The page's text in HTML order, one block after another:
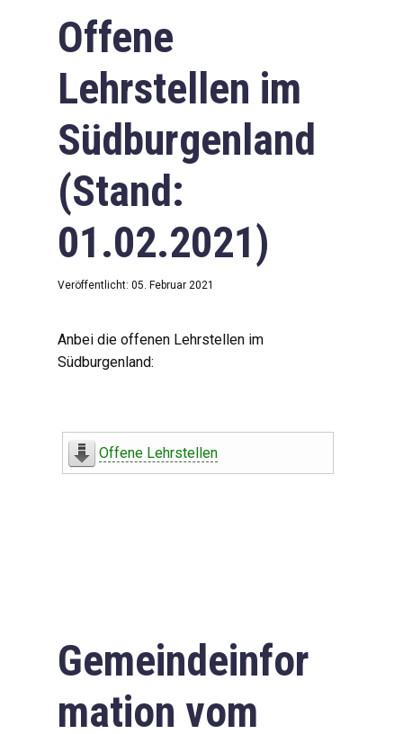
Offene
Lehrstellen im
Südburgenland
(Stand:
01.02.2021)
Veröffentlicht: 05. Februar 2021
Anbei die offenen Lehrstellen im
Südburgenland:
Offene Lehrstellen
Gemeindeinfor
mation vom